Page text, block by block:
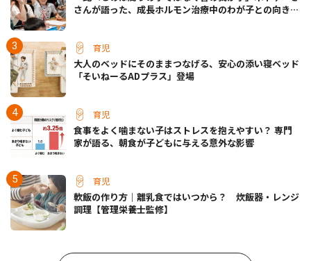
さんが語った、成長ホルモン治療中のわが子との向き合
育児
大人のベッドにそのままつなげる、安心の添い寝ベッド
「そいねーるADプラス」登場
育児
食事をよく噛まない子はストレスを抱えやすい？ 専門
家が語る、朝食が子どもに与える意外な影響
育児
軟飯の作り方｜離乳食ではいつから？ 炊飯器・レンジ
調理【管理栄養士監修】